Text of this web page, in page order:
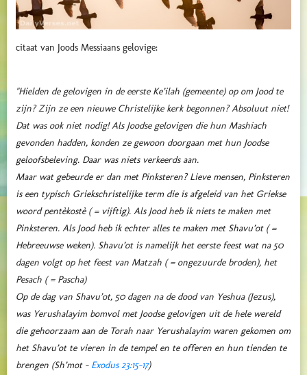
citaat van Joods Messiaans gelovige:
"Hielden de gelovigen in de eerste Ke’ilah (gemeente) op om Jood te
zijn? Zijn ze een nieuwe Christelijke kerk begonnen? Absoluut niet!
Dat was ook niet nodig! Als Joodse gelovigen die hun Mashiach
gevonden hadden, konden ze gewoon doorgaan met hun Joodse
geloofsbeleving. Daar was niets verkeerds aan.
Maar wat gebeurde er dan met Pinksteren? Lieve mensen, Pinksteren
is een typisch Griekschristelijke term die is afgeleid van het Griekse
woord pentèkostè ( = vijftig). Als Jood heb ik niets te maken met
Pinksteren. Als Jood heb ik echter alles te maken met Shavu’ot ( =
Hebreeuwse weken). Shavu’ot is namelijk het eerste feest wat na 50
dagen volgt op het feest van Matzah ( = ongezuurde broden), het
Pesach ( = Pascha)
Op de dag van Shavu’ot, 50 dagen na de dood van Yeshua (Jezus),
was Yerushalayim bomvol met Joodse gelovigen uit de hele wereld
die gehoorzaam aan de Torah naar Yerushalayim waren gekomen om
het Shavu’ot te vieren in de tempel en te offeren en hun tienden te
brengen (Sh’mot - Exodus 23:15-17)